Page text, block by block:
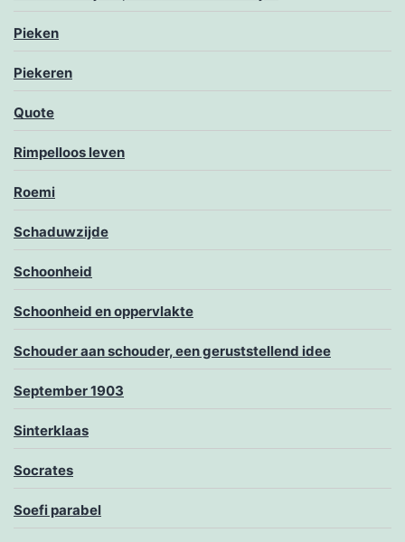
Pieken
Piekeren
Quote
Rimpelloos leven
Roemi
Schaduwzijde
Schoonheid
Schoonheid en oppervlakte
Schouder aan schouder, een geruststellend idee
September 1903
Sinterklaas
Socrates
Soefi parabel